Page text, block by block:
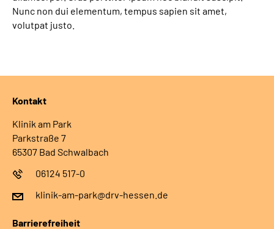
Nunc non dui elementum, tempus sapien sit amet,
volutpat justo.
Kontakt
Klinik am Park
Parkstraße 7
65307 Bad Schwalbach
06124 517-0
klinik-am-park@drv-hessen.de
Barrierefreiheit